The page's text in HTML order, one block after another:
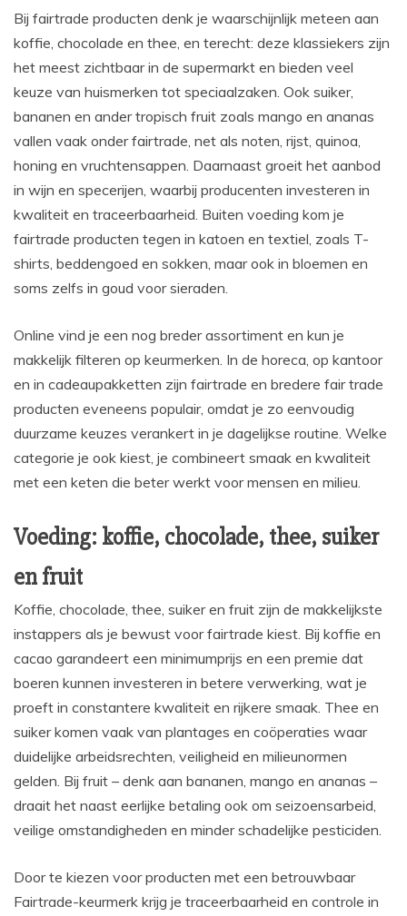
Bij fairtrade producten denk je waarschijnlijk meteen aan
koffie, chocolade en thee, en terecht: deze klassiekers zijn
het meest zichtbaar in de supermarkt en bieden veel
keuze van huismerken tot speciaalzaken. Ook suiker,
bananen en ander tropisch fruit zoals mango en ananas
vallen vaak onder fairtrade, net als noten, rijst, quinoa,
honing en vruchtensappen. Daarnaast groeit het aanbod
in wijn en specerijen, waarbij producenten investeren in
kwaliteit en traceerbaarheid. Buiten voeding kom je
fairtrade producten tegen in katoen en textiel, zoals T-
shirts, beddengoed en sokken, maar ook in bloemen en
soms zelfs in goud voor sieraden.
Online vind je een nog breder assortiment en kun je
makkelijk filteren op keurmerken. In de horeca, op kantoor
en in cadeaupakketten zijn fairtrade en bredere fair trade
producten eveneens populair, omdat je zo eenvoudig
duurzame keuzes verankert in je dagelijkse routine. Welke
categorie je ook kiest, je combineert smaak en kwaliteit
met een keten die beter werkt voor mensen en milieu.
Voeding: koffie, chocolade, thee, suiker
en fruit
Koffie, chocolade, thee, suiker en fruit zijn de makkelijkste
instappers als je bewust voor fairtrade kiest. Bij koffie en
cacao garandeert een minimumprijs en een premie dat
boeren kunnen investeren in betere verwerking, wat je
proeft in constantere kwaliteit en rijkere smaak. Thee en
suiker komen vaak van plantages en coöperaties waar
duidelijke arbeidsrechten, veiligheid en milieunormen
gelden. Bij fruit – denk aan bananen, mango en ananas –
draait het naast eerlijke betaling ook om seizoensarbeid,
veilige omstandigheden en minder schadelijke pesticiden.
Door te kiezen voor producten met een betrouwbaar
Fairtrade-keurmerk krijg je traceerbaarheid en controle in